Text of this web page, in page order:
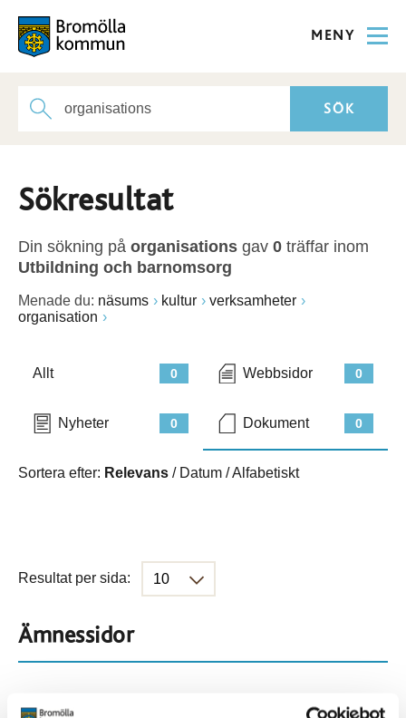
MENY
Sökresultat
Din sökning på organisations gav 0 träffar inom
Utbildning och barnomsorg
Menade du: näsums kultur
verksamheter
organisation
0
Allt 0
Webbsidor
0
Nyheter 0
Dokument
Sortera efter: Relevans / Datum /Alfabetiskt
Resultat per sida:
Ämnessidor
114
Hela webbplatsen